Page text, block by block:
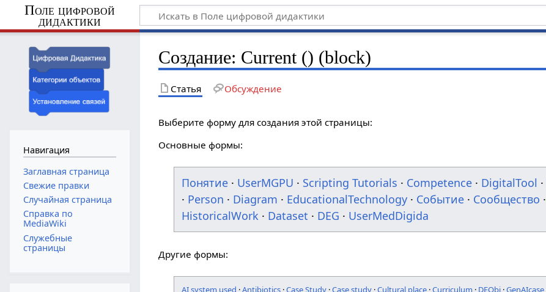
Поле цифровой
дидактики
Создание: Current () (block)
Статья Обсуждение
Выберите форму для создания этой страницы:
Основные формы:
Понятие · UserMGPU · Scripting Tutorials · Competence · DigitalTool ·
· Person · Diagram · EducationalTechnology · Событие · Сообщество ·
HistoricalWork · Dataset · DEG · UserMedDigida
Другие формы:
AI system used ·Antibiotics ·Case Study ·Case study ·Cultural place ·Curriculum · DEObj ·GenAIcase
Навигация
Заглавная страница
Свежие правки
Случайная страница
Справка по
MediaWiki
Служебные
страницы